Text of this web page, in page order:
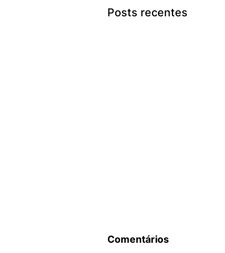
Posts recentes
Comentários